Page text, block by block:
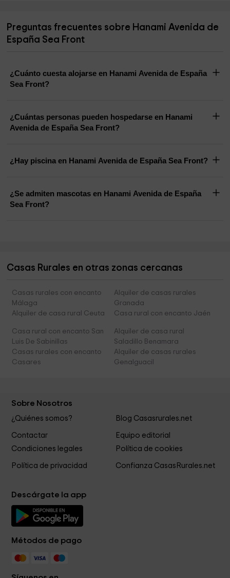
Preguntas frecuentes sobre Hanami Avenida de
España Sea Front
¿Cuánto cuesta alojarse en Hanami Avenida de España
Sea Front?
¿Cuántas personas pueden hospedarse en Hanami
Avenida de España Sea Front?
¿Hay piscina en Hanami Avenida de España Sea Front?
¿Se admiten mascotas en Hanami Avenida de España
Sea Front?
Casas Rurales en otras zonas cercanas
Casas rurales con encanto
Málaga
Alquiler de casas rurales
Granada
Alquiler de casa rural Ceuta
Casa rural con encanto Jaén
Casa rural con encanto San
Luis De Sabinillas
Alquiler de casa rural
Saladillo Benamara
Casas rurales con encanto
Casares
Alquiler de casas rurales
Genalguacil
Sobre Nosotros
¿Quiénes somos? Blog Casasrurales.net
Contactar
Equipo editorial
Condiciones legales
Política de cookies
Política de privacidad Confianza CasasRurales.net
Descárgate la app
Métodos de pago